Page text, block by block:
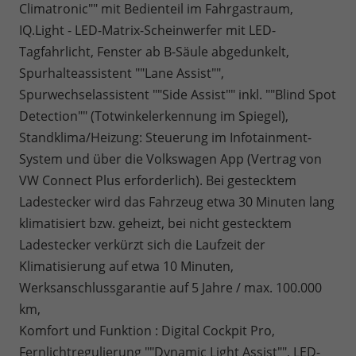
Climatronic"" mit Bedienteil im Fahrgastraum,
IQ.Light - LED-Matrix-Scheinwerfer mit LED-
Tagfahrlicht, Fenster ab B-Säule abgedunkelt,
Spurhalteassistent ""Lane Assist"",
Spurwechselassistent ""Side Assist"" inkl. ""Blind Spot
Detection"" (Totwinkelerkennung im Spiegel),
Standklima/Heizung: Steuerung im Infotainment-
System und über die Volkswagen App (Vertrag von
VW Connect Plus erforderlich). Bei gestecktem
Ladestecker wird das Fahrzeug etwa 30 Minuten lang
klimatisiert bzw. geheizt, bei nicht gestecktem
Ladestecker verkürzt sich die Laufzeit der
Klimatisierung auf etwa 10 Minuten,
Werksanschlussgarantie auf 5 Jahre / max. 100.000
km,
Komfort und Funktion : Digital Cockpit Pro,
Fernlichtregulierung ""Dynamic Light Assist"", LED-